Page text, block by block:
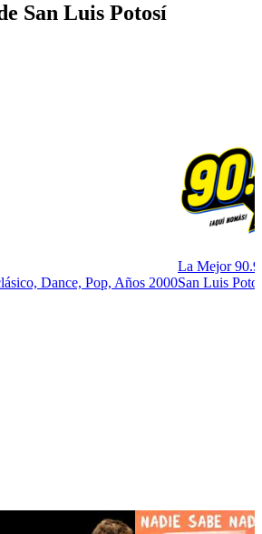
San Luis Potosí
Dance, Pop, Años 2000
La Mejor 90.9
San Luis